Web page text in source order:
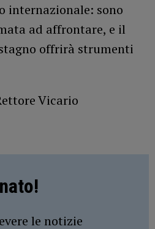
internazionale: sono
ad affrontare, e il
offrirà strumenti
Vicario
le notizie